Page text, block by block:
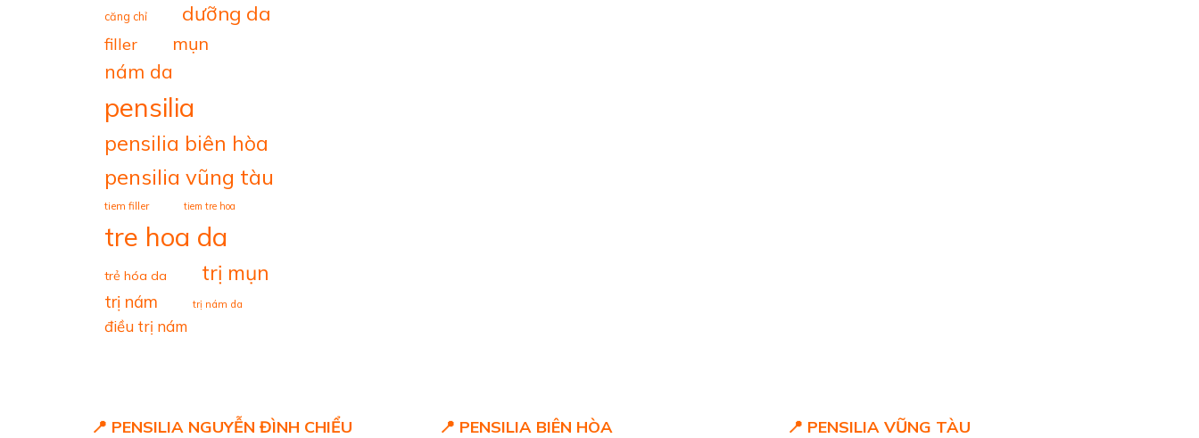
căng chỉ dưỡng da
filler mụn
nám da
pensilia
pensilia biên hòa
pensilia vũng tàu
tiem filler tiem tre hoa
tre hoa da
trẻ hóa da trị mụn
trị nám trị nám da
điều trị nám
📍 PENSILIA NGUYỄN ĐÌNH CHIỂU 📍 PENSILIA BIÊN HÒA 📍 PENSILIA VŨNG TÀU